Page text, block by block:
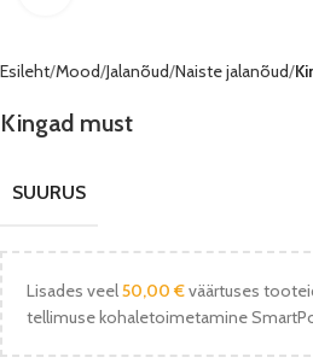
Esileht Mood Jalanõud Naiste jalanõud
Kingad must
SUURUS
Lisades veel50,00 €väärtuses
tellimuse kohaletoimetamine